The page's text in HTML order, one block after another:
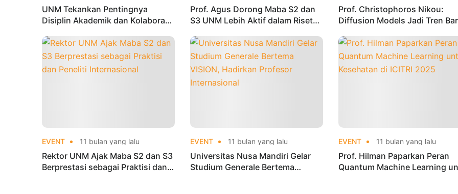
UNM Tekankan Pentingnya
Disiplin Akademik dan Kolaborasi
Prof. Agus Dorong Maba S2 dan
S3 UNM Lebih Aktif dalam Riset
Prof. Christophoros Nikou:
Diffusion Models Jadi Tren
EVENT 11 bulan yang lalu
Rektor UNM Ajak Maba S2 dan S3
Berprestasi sebagai Praktisi dan
EVENT 11 bulan yang lalu
Universitas Nusa Mandiri Gelar
Studium Generale Bertema
EVENT 11 bulan yang lalu
Prof. Hilman Paparkan Peran
Quantum Machine Learning